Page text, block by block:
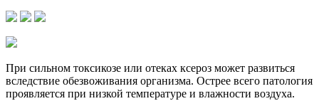
При сильном токсикозе или отеках ксероз может развиться
вследствие обезвоживания организма. Острее всего патология
проявляется при низкой температуре и влажности воздуха.